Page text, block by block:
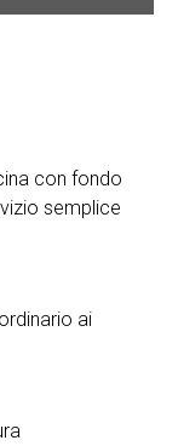
con fondo
semplice
ai